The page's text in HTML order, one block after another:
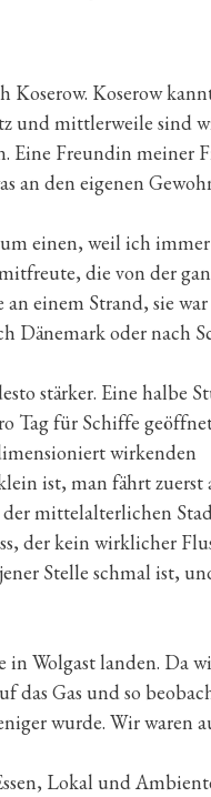
Koserow
und mittlerweile sind
Eine Freundin meiner
an den eigenen
einen, weil ich
die von der
einem Strand, sie
Dänemark oder nach
stärker. Eine halbe
Tag für Schiffe
wirkenden
ist, man fährt zuerst
mittelalterlichen
der kein wirklicher
Stelle schmal ist,
Wolgast landen. Da
das Gas und so
wurde. Wir waren
Lokal und